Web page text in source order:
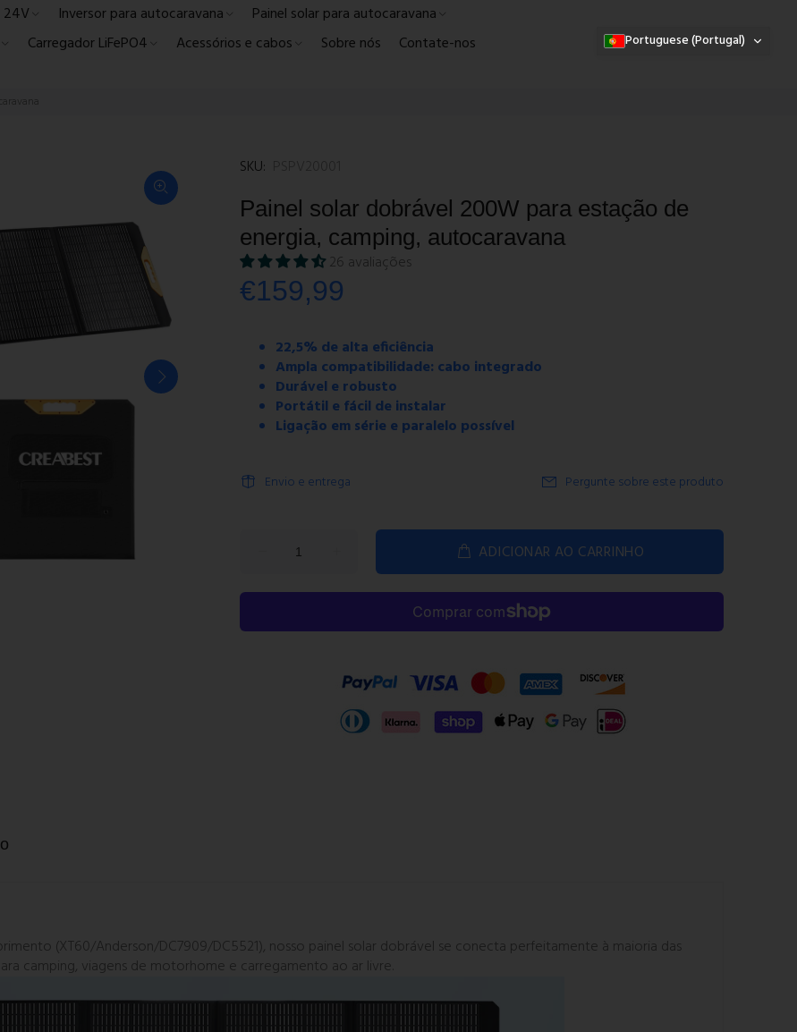
24V Inversor para autocaravana
Painel solar para autocaravana
Carregador LiFePO4 Acessórios e cabos Sobre nós
Contate-nos
SKU:
Painel solar dobrável 200W para estação de
energia, camping, autocaravana
26 avaliações
€159,99
22,5% de alta eficiência
Ampla compatibilidade: cabo integrado
Durável e robusto
Portátil e fácil de instalar
Ligação em série e paralelo possível
Envio e entrega Pergunte sobre este produto
ADICIONAR AO CARRINHO
(XT60/Anderson/DC7909/DC5521), nosso painel solar dobrável se conecta perfeitamente à maioria das
camping, viagens de motorhome e carregamento ao ar livre.
Portuguese (Portugal)